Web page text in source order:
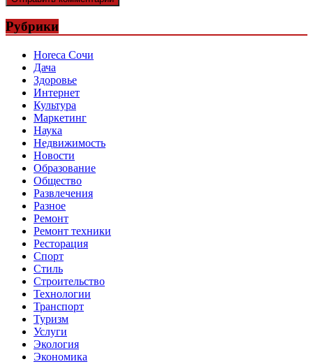
Рубрики
Horeca Сочи
Дача
Здоровье
Интернет
Культура
Маркетинг
Наука
Недвижимость
Новости
Образование
Общество
Развлечения
Разное
Ремонт
Ремонт техники
Ресторация
Спорт
Стиль
Строительство
Технологии
Транспорт
Туризм
Услуги
Экология
Экономика